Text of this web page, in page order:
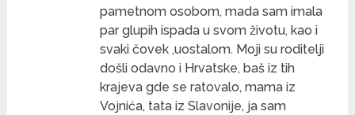
pametnom osobom, mada sam imala
par glupih ispada u svom životu, kao i
svaki čovek ,uostalom. Moji su roditelji
došli odavno i Hrvatske, baš iz tih
krajeva gde se ratovalo, mama iz
Vojnića, tata iz Slavonije, ja sam